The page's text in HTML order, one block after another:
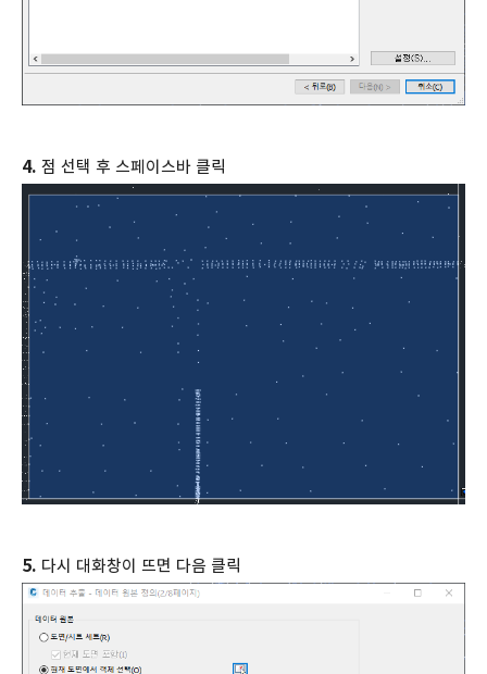
4. 점 선택 후 스페이스바 클릭
5. 다시 대화창이 뜨면 다음 클릭